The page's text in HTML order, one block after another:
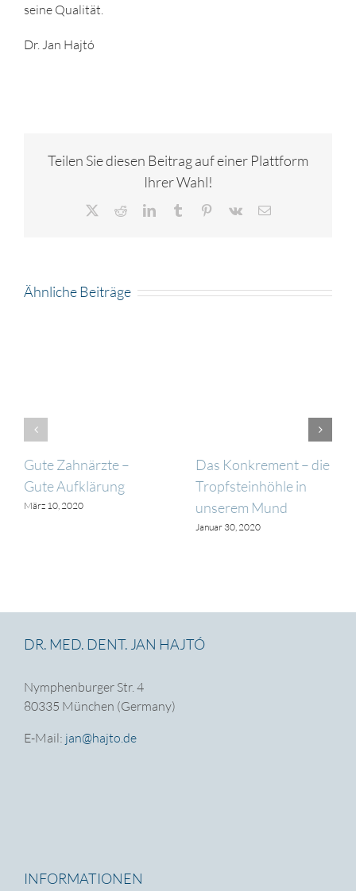
seine Qualität.
Dr. Jan Hajtó
Teilen Sie diesen Beitrag auf einer Plattform
Ihrer Wahl!
RedditLinkedInTumblr Pinterest
Vk
E-
Ähnliche Beiträge
Gute Zahnärzte –
Gute Aufklärung
März 10, 2020
Das Konkrement – die
Tropfsteinhöhle in
unserem Mund
Januar 30, 2020
DR. MED. DENT. JAN HAJTÓ
Nymphenburger Str. 4
80335 München (Germany)
E-Mail: jan@hajto.de
INFORMATIONEN